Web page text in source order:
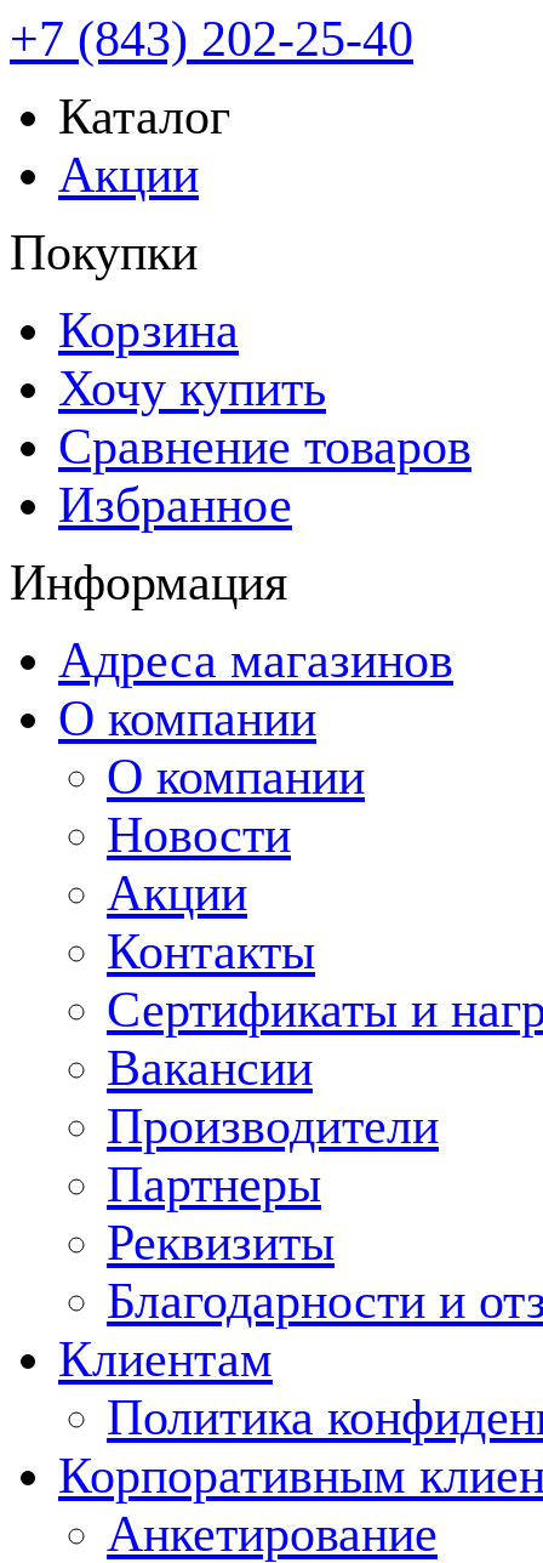
+7 (843) 202-25-40
Каталог
Акции
Покупки
Корзина
Хочу купить
Сравнение товаров
Избранное
Информация
Адреса магазинов
О компании
О компании
Новости
Акции
Контакты
Сертификаты и
Вакансии
Производители
Партнеры
Реквизиты
Благодарности и
Клиентам
Политика
Корпоративным
Анкетирование